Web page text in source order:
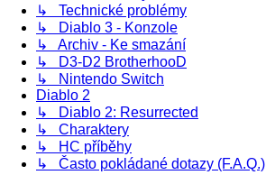
↳ Technické problémy
↳ Diablo 3 - Konzole
↳ Archiv - Ke smazání
↳ D3-D2 BrotherhooD
↳ Nintendo Switch
Diablo 2
↳ Diablo 2: Resurrected
↳ Charaktery
↳ HC příběhy
↳ Často pokládané dotazy (F.A.Q.)